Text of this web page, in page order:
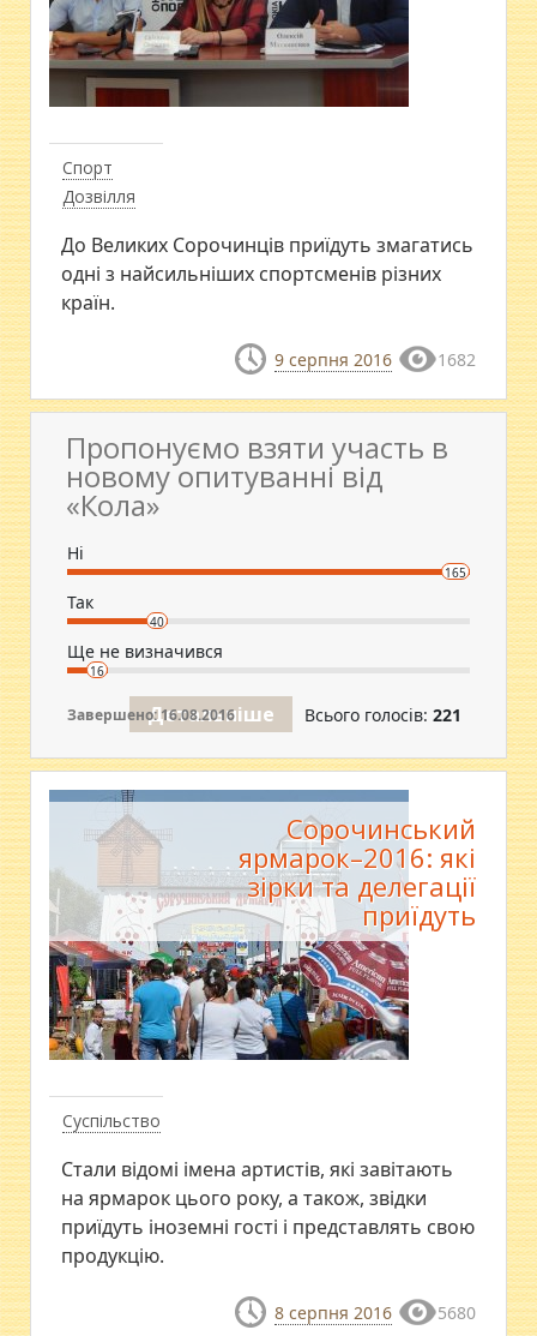
Спорт
Дозвілля
До Великих Сорочинців приїдуть змагатись
одні з найсильніших спортсменів різних
країн.
9 серпня 2016 1682
Завершено: 16.08.2016
Пропонуємо взяти участь в
новому опитуванні від
«Кола»
Ні
165
Так
40
Ще не визначився
16
Детальніше Всього голосів: 221
Суспільство
Сорочинський
ярмарок–2016: які
зірки та делегації
приїдуть
Стали відомі імена артистів, які завітають
на ярмарок цього року, а також, звідки
приїдуть іноземні гості і представлять свою
продукцію.
8 серпня 2016 5680